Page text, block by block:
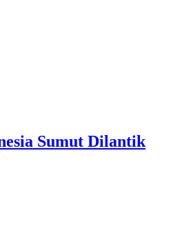
Sumut Dilantik